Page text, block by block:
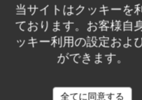
当サイトはクッキーを
ております。お客様自
ッキー利用の設定およ
ができます。
全てに同意する
160,00 EUR
75cl